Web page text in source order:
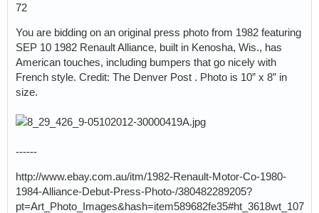
72
You are bidding on an original press photo from 1982 featuring
SEP 10 1982 Renault Alliance, built in Kenosha, Wis., has
American touches, including bumpers that go nicely with
French style. Credit: The Denver Post . Photo is 10” x 8” in
size.
------
http://www.ebay.com.au/itm/1982-Renault-Motor-Co-1980-
1984-Alliance-Debut-Press-Photo-/380482289205?
pt=Art_Photo_Images&hash=item589682fe35#ht_3618wt_107